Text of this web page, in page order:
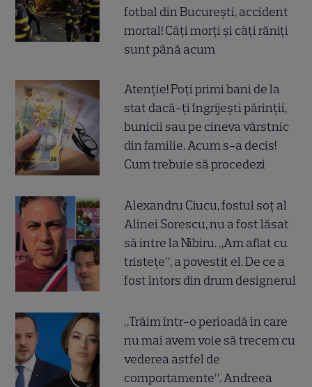
fotbal din București, accident
mortal! Câți morți și câți răniți
sunt până acum
Atenție! Poți primi bani de la
stat dacă-ți îngrijești părinții,
bunicii sau pe cineva vârstnic
din familie. Acum s-a decis!
Cum trebuie să procedezi
Alexandru Ciucu, fostul soț al
Alinei Sorescu, nu a fost lăsat
să intre la Nibiru. „Am aflat cu
tristețe”, a povestit el. De ce a
fost întors din drum designerul
„Trăim într-o perioadă în care
nu mai avem voie să trecem cu
vederea astfel de
comportamente”. Andreea